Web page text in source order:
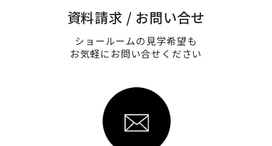
資料請求 / お問い合せ
ショールームの見学希望も
お気軽にお問い合せください